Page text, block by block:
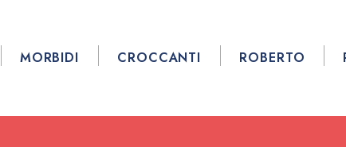
MORBIDI CROCCANTI ROBERTO